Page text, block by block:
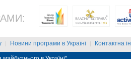
| Новини програми в Україні | Контактна